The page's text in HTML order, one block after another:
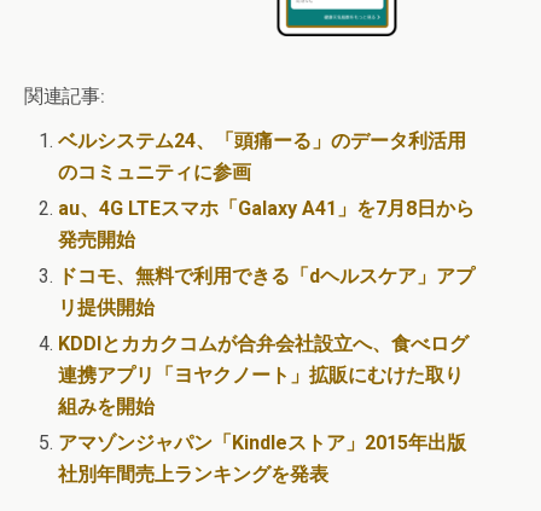
関連記事:
ベルシステム24、「頭痛ーる」のデータ利活用
のコミュニティに参画
au、4G LTEスマホ「Galaxy A41」を7月8日から
発売開始
ドコモ、無料で利用できる「dヘルスケア」アプ
リ提供開始
KDDIとカカクコムが合弁会社設立へ、食べログ
連携アプリ「ヨヤクノート」拡販にむけた取り
組みを開始
アマゾンジャパン「Kindleストア」2015年出版
社別年間売上ランキングを発表